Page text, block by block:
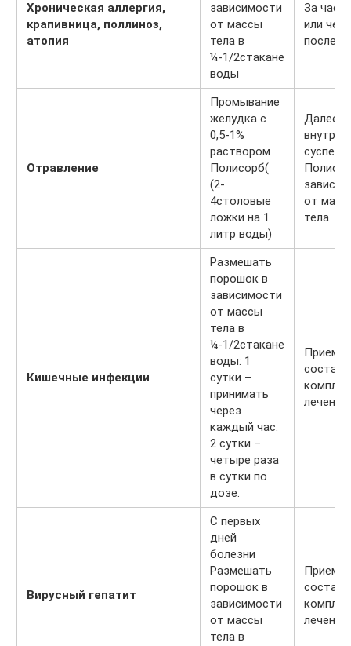
Хроническая аллергия,
крапивница, поллиноз,
атопия
зависимости
от массы
тела в
¼-1/2стакане
воды
За час
или
после
Отравление
Промывание
желудка с
0,5-1%
раствором
Полисорб(
(2-
4столовые
ложки на 1
литр воды)
Далее
внутрь
от
тела
Кишечные инфекции
Размешать
порошок в
зависимости
от массы
тела в
¼-1/2стакане
воды: 1
сутки –
принимать
через
каждый час.
2 сутки –
четыре раза
в сутки по
дозе.
Прием в
составе
лечения
Вирусный гепатит
С первых
дней
болезни
Размешать
порошок в
зависимости
от массы
тела в
Прием в
составе
лечения